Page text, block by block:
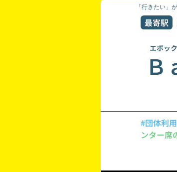
「行きたい」
最寄駅
エポック
#団体利
ンター席